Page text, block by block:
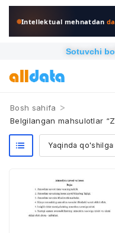
Intellektual mehnatdan
Sotuvchi
Bosh sahifa >
Belgilangan mahsulotlar